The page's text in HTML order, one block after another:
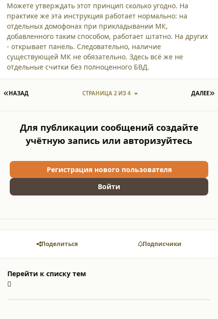
Можете утверждать этот принцип сколько угодно. На
практике же эта инструкция работает нормально: на
отдельных домофонах при прикладывании МК,
добавленного таким способом, работает штатно. На других
- открывает панель. Следовательно, наличие
существующей МК не обязательно. Здесь всё же не
отдельные считки без полноценного БВД.
ПЕРВАЯ СТРАНИЦА
НАЗАД ДАЛЕЕ
СТРАНИЦА 2 ИЗ 4
Для публикации сообщений создайте
учётную запись или авторизуйтесь
Регистрация нового пользователя
Войти
Поделиться Подписчики
Перейти к списку тем